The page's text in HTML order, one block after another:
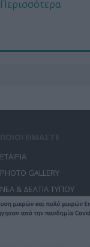
Περισσότερα
ΕΤΑΙΡΙΑ
PHOTO GALLERY
ΝΕΑ & ΔΕΛΤΙΑ ΤΥΠΟΥ
ΕΠΙΚΟΙΝΩΝΙΑ
© Free Spirit -